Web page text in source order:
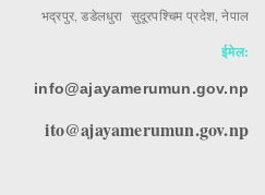
भद्रपुर, डडेलधुरा सुदूरपश्चिम प्रदेश, नेपाल
ईमेल:
info@ajayamerumun.gov.np
ito@ajayamerumun.gov.np